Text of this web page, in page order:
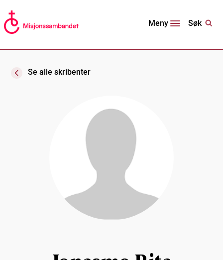
Meny Søk
Se alle skribenter